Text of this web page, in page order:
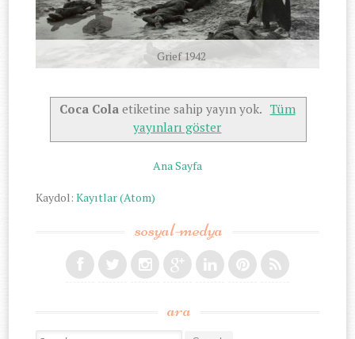
Grief 1942
Coca Cola etiketine sahip yayın yok. Tüm
yayınları göster
Ana Sayfa
Kaydol:Kayıtlar (Atom)
sosyal-medya
ara